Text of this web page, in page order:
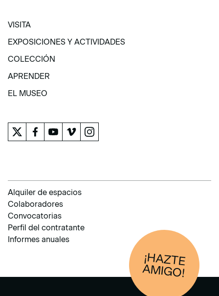
VISITA
VISITA
EXPOSICIONES Y ACTIVIDADES
EXPOSICIONES Y ACTIVIDADES
COLECCIÓN
COLECCIÓN
APRENDER
APRENDER
EL MUSEO
Alquiler de espacios
Colaboradores
Convocatorias
Perfil del contratante
Informes anuales
¡HAZTE
AM
IGO!